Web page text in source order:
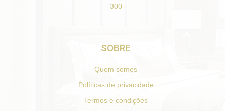
300
SOBRE
Quem somos
Políticas de privacidade
Termos e condições